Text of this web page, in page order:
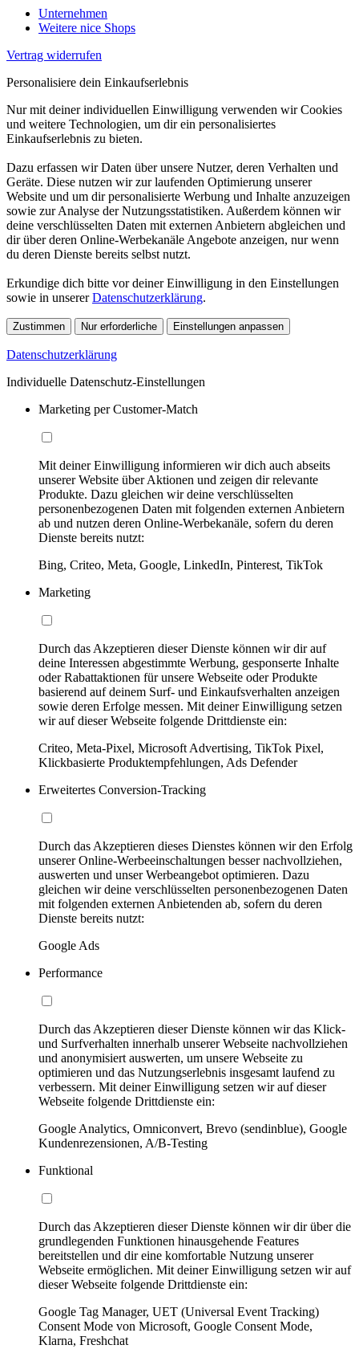
Unternehmen
Weitere nice Shops
Vertrag widerrufen
Personalisiere dein Einkaufserlebnis
Nur mit deiner individuellen Einwilligung verwenden wir Cookies
und weitere Technologien, um dir ein personalisiertes
Einkaufserlebnis zu bieten.
Dazu erfassen wir Daten über unsere Nutzer, deren Verhalten und
Geräte. Diese nutzen wir zur laufenden Optimierung unserer
Website und um dir personalisierte Werbung und Inhalte anzuzeigen
sowie zur Analyse der Nutzungsstatistiken. Außerdem können wir
deine verschlüsselten Daten mit externen Anbietern abgleichen und
dir über deren Online-Werbekanäle Angebote anzeigen, nur wenn
du deren Dienste bereits selbst nutzt.
Erkundige dich bitte vor deiner Einwilligung in den Einstellungen
sowie in unsererDatenschutzerklärung.
Zustimmen Nur erforderliche Einstellungen anpassen
Datenschutzerklärung
Individuelle Datenschutz-Einstellungen
Marketing per Customer-Match
Mit deiner Einwilligung informieren wir dich auch abseits
unserer Website über Aktionen und zeigen dir relevante
Produkte. Dazu gleichen wir deine verschlüsselten
personenbezogenen Daten mit folgenden externen Anbietern
ab und nutzen deren Online-Werbekanäle, sofern du deren
Dienste bereits nutzt:
Bing, Criteo, Meta, Google, LinkedIn, Pinterest, TikTok
Marketing
Durch das Akzeptieren dieser Dienste können wir dir auf
deine Interessen abgestimmte Werbung, gesponserte Inhalte
oder Rabattaktionen für unsere Webseite oder Produkte
basierend auf deinem Surf- und Einkaufsverhalten anzeigen
sowie deren Erfolge messen. Mit deiner Einwilligung setzen
wir auf dieser Webseite folgende Drittdienste ein:
Criteo, Meta-Pixel, Microsoft Advertising, TikTok Pixel,
Klickbasierte Produktempfehlungen, Ads Defender
Erweitertes Conversion-Tracking
Durch das Akzeptieren dieses Dienstes können wir den Erfolg
unserer Online-Werbeeinschaltungen besser nachvollziehen,
auswerten und unser Werbeangebot optimieren. Dazu
gleichen wir deine verschlüsselten personenbezogenen Daten
mit folgenden externen Anbietenden ab, sofern du deren
Dienste bereits nutzt:
Google Ads
Performance
Durch das Akzeptieren dieser Dienste können wir das Klick-
und Surfverhalten innerhalb unserer Webseite nachvollziehen
und anonymisiert auswerten, um unsere Webseite zu
optimieren und das Nutzungserlebnis insgesamt laufend zu
verbessern. Mit deiner Einwilligung setzen wir auf dieser
Webseite folgende Drittdienste ein:
Google Analytics, Omniconvert, Brevo (sendinblue), Google
Kundenrezensionen, A/B-Testing
Funktional
Durch das Akzeptieren dieser Dienste können wir dir über die
grundlegenden Funktionen hinausgehende Features
bereitstellen und dir eine komfortable Nutzung unserer
Webseite ermöglichen. Mit deiner Einwilligung setzen wir auf
dieser Webseite folgende Drittdienste ein:
Google Tag Manager, UET (Universal Event Tracking)
Consent Mode von Microsoft, Google Consent Mode,
Klarna, Freshchat